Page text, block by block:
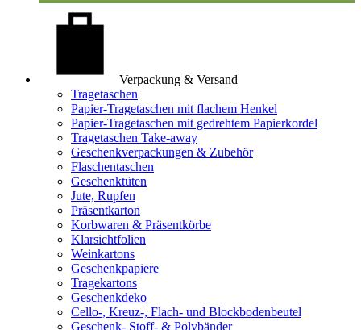
Verpackung & Versand
Tragetaschen
Papier-Tragetaschen mit flachem Henkel
Papier-Tragetaschen mit gedrehtem Papierkordel
Tragetaschen Take-away
Geschenkverpackungen & Zubehör
Flaschentaschen
Geschenktüten
Jute, Rupfen
Präsentkarton
Korbwaren & Präsentkörbe
Klarsichtfolien
Weinkartons
Geschenkpapiere
Tragekartons
Geschenkdeko
Cello-, Kreuz-, Flach- und Blockbodenbeutel
Geschenk- Stoff- & Polybänder